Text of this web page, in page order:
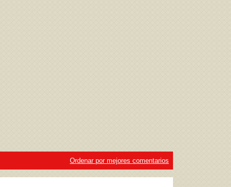
Ordenar por mejores comentarios